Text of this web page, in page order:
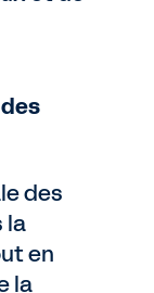
des
la
en
la